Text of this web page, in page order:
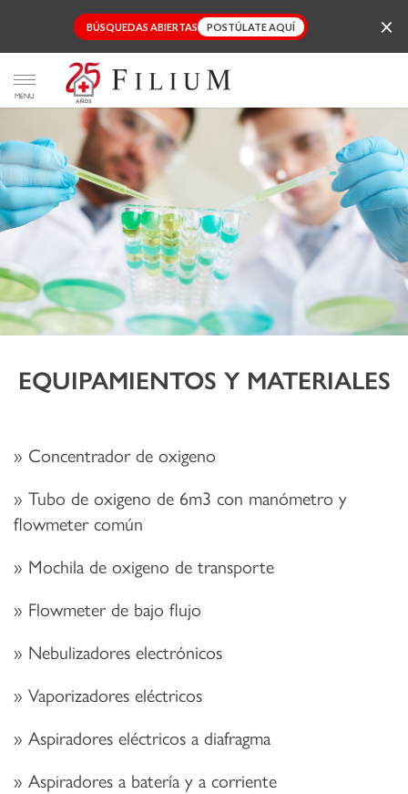
BÚSQUEDAS ABIERTAS POSTÚLATE AQUÍ ×
Toggle navigation
EQUIPAMIENTOS Y MATERIALES
Concentrador de oxigeno
Tubo de oxigeno de 6m3 con manómetro y
flowmeter común
Mochila de oxigeno de transporte
Flowmeter de bajo flujo
Nebulizadores electrónicos
Vaporizadores eléctricos
Aspiradores eléctricos a diafragma
Aspiradores a batería y a corriente